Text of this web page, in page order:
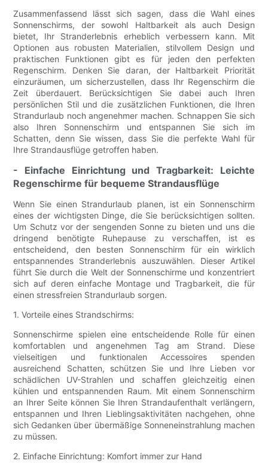
Zusammenfassend lässt sich sagen, dass die Wahl eines
Sonnenschirms, der sowohl Haltbarkeit als auch Design
bietet, Ihr Stranderlebnis erheblich verbessern kann. Mit
Optionen aus robusten Materialien, stilvollem Design und
praktischen Funktionen gibt es für jeden den perfekten
Regenschirm. Denken Sie daran, der Haltbarkeit Priorität
einzuräumen, um sicherzustellen, dass Ihr Regenschirm die
Zeit überdauert. Berücksichtigen Sie dabei auch Ihren
persönlichen Stil und die zusätzlichen Funktionen, die Ihren
Strandurlaub noch angenehmer machen. Schnappen Sie sich
also Ihren Sonnenschirm und entspannen Sie sich im
Schatten, denn Sie wissen, dass Sie die perfekte Wahl für
Ihre Strandausflüge getroffen haben.
- Einfache Einrichtung und Tragbarkeit: Leichte
Regenschirme für bequeme Strandausflüge
Wenn Sie einen Strandurlaub planen, ist ein Sonnenschirm
eines der wichtigsten Dinge, die Sie berücksichtigen sollten.
Um Schutz vor der sengenden Sonne zu bieten und uns die
dringend benötigte Ruhepause zu verschaffen, ist es
entscheidend, den besten Sonnenschirm für ein wirklich
entspannendes Stranderlebnis auszuwählen. Dieser Artikel
führt Sie durch die Welt der Sonnenschirme und konzentriert
sich auf deren einfache Montage und Tragbarkeit, die für
einen stressfreien Strandurlaub sorgen.
1. Vorteile eines Strandschirms:
Sonnenschirme spielen eine entscheidende Rolle für einen
komfortablen und angenehmen Tag am Strand. Diese
vielseitigen und funktionalen Accessoires spenden
ausreichend Schatten, schützen Sie und Ihre Lieben vor
schädlichen UV-Strahlen und schaffen gleichzeitig einen
kühlen und entspannenden Raum. Mit einem Sonnenschirm
an Ihrer Seite können Sie Ihren Strandaufenthalt verlängern,
entspannen und Ihren Lieblingsaktivitäten nachgehen, ohne
sich Gedanken über übermäßige Sonneneinstrahlung machen
zu müssen.
2. Einfache Einrichtung: Komfort immer zur Hand